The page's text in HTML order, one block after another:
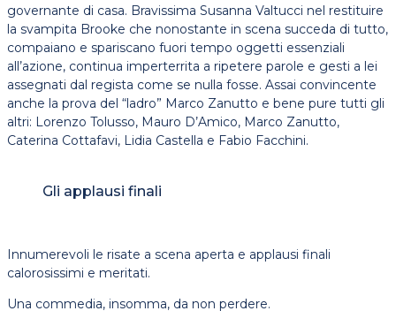
governante di casa. Bravissima Susanna Valtucci nel restituire
la svampita Brooke che nonostante in scena succeda di tutto,
compaiano e spariscano fuori tempo oggetti essenziali
all’azione, continua imperterrita a ripetere parole e gesti a lei
assegnati dal regista come se nulla fosse. Assai convincente
anche la prova del “ladro” Marco Zanutto e bene pure tutti gli
altri: Lorenzo Tolusso, Mauro D’Amico, Marco Zanutto,
Caterina Cottafavi, Lidia Castella e Fabio Facchini.
Gli applausi finali
Innumerevoli le risate a scena aperta e applausi finali
calorosissimi e meritati.
Una commedia, insomma, da non perdere.